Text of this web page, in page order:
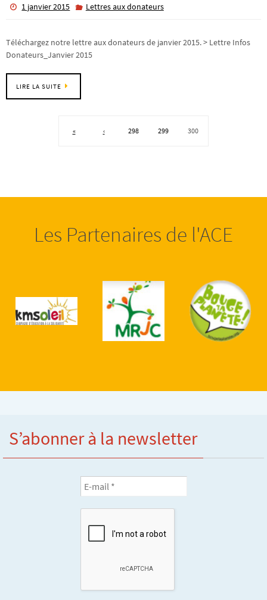
1 janvier 2015 Lettres aux donateurs
Téléchargez notre lettre aux donateurs de janvier 2015. > Lettre Infos
Donateurs_Janvier 2015
LIRE LA SUITE
« ‹ 298 299 300
Les Partenaires de l'ACE
S’abonner à la newsletter